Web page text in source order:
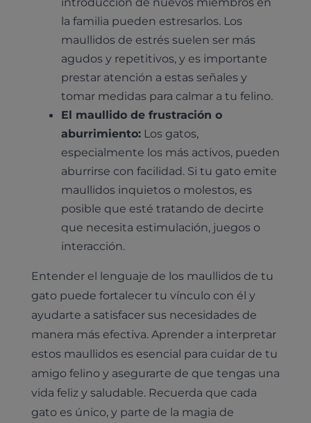
Pruebas diagnósticas
Diagnóstico veterinario por imagen
Laboratorio veterinario propio
Ecografía
Pruebas cropológicas
Pruebas histológicas – microscopio
Identificación con microchip y pasaporte
Desparasitación
Esterilización
Vacunación
Hospitalización
Cirugía
Odontología
Traumatología
Urología y nefrología
Cardiología
Todos los planes de salud
¿Quiénes somos?
Comité de expertos veterinarios
Trabaja en Clinicanimal
la familia pueden estresarlos. Los
maullidos de estrés suelen ser más
agudos y repetitivos, y es importante
prestar atención a estas señales y
tomar medidas para calmar a tu felino.
El maullido de frustración o
aburrimiento: Los gatos,
especialmente los más activos, pueden
aburrirse con facilidad. Si tu gato emite
maullidos inquietos o molestos, es
posible que esté tratando de decirte
que necesita estimulación, juegos o
interacción.
Entender el lenguaje de los maullidos de tu
gato puede fortalecer tu vínculo con él y
ayudarte a satisfacer sus necesidades de
manera más efectiva. Aprender a interpretar
estos maullidos es esencial para cuidar de tu
amigo felino y asegurarte de que tengas una
vida feliz y saludable. Recuerda que cada
gato es único, y parte de la magia de